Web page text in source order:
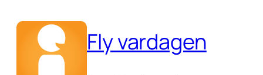
innehåll
Fly vardagen